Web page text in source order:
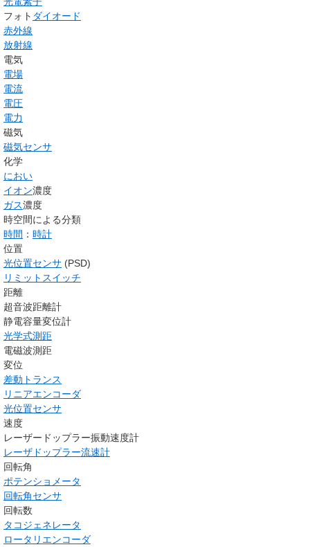
フォト ダイオード
赤外線
放射線
電気
電場
電流
電圧
電力
磁気
磁気センサ
化学
におい
イオン濃度
ガス濃度
時空間による分類
時間 ： 時計
位置
光位置センサ (PSD)
リミットスイッチ
距離
超音波距離計
静電容量変位計
光学式測距
電磁波測距
変位
差動トランス
リニアエンコーダ
光位置センサ
速度
レーザードップラー振動速度計
レーザドップラー流速計
回転角
ポテンショメータ
回転角センサ
回転数
タコジェネレータ
ロータリエンコーダ